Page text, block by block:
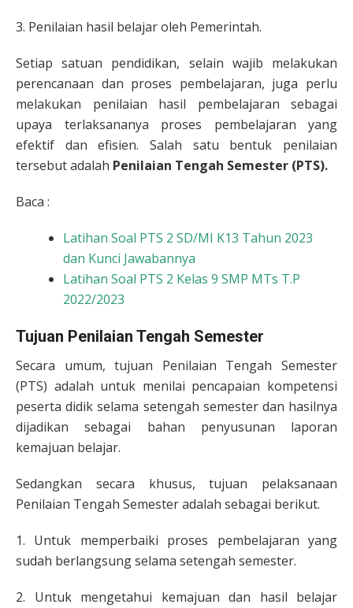
3. Penilaian hasil belajar oleh Pemerintah.
Setiap satuan pendidikan, selain wajib melakukan
perencanaan dan proses pembelajaran, juga perlu
melakukan penilaian hasil pembelajaran sebagai
upaya terlaksananya proses pembelajaran yang
efektif dan efisien. Salah satu bentuk penilaian
tersebut adalah Penilaian Tengah Semester (PTS).
Baca :
Latihan Soal PTS 2 SD/MI K13 Tahun 2023
dan Kunci Jawabannya
Latihan Soal PTS 2 Kelas 9 SMP MTs T.P
2022/2023
Tujuan Penilaian Tengah Semester
Secara umum, tujuan Penilaian Tengah Semester
(PTS) adalah untuk menilai pencapaian kompetensi
peserta didik selama setengah semester dan hasilnya
dijadikan sebagai bahan penyusunan laporan
kemajuan belajar.
Sedangkan secara khusus, tujuan pelaksanaan
Penilaian Tengah Semester adalah sebagai berikut.
1. Untuk memperbaiki proses pembelajaran yang
sudah berlangsung selama setengah semester.
2. Untuk mengetahui kemajuan dan hasil belajar